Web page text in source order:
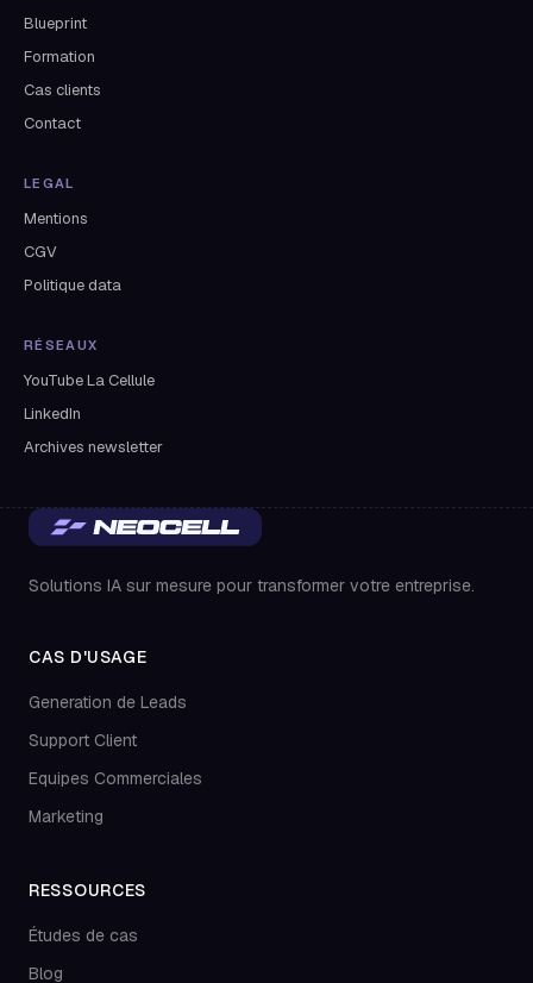
Blueprint
Formation
Cas clients
Contact
LEGAL
Mentions
CGV
Politique data
RÉSEAUX
YouTube La Cellule
LinkedIn
Archives newsletter
Solutions IA sur mesure pour transformer votre entreprise.
CAS D'USAGE
Generation de Leads
Support Client
Equipes Commerciales
Marketing
RESSOURCES
Études de cas
Blog